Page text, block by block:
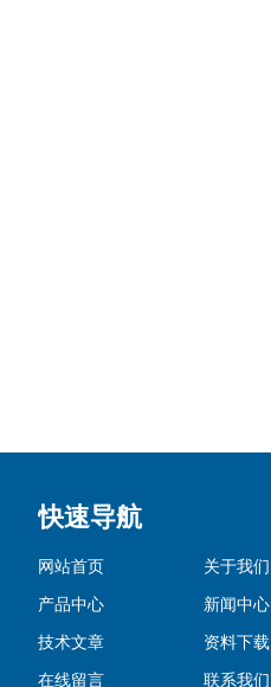
快速导航
网站首页
关于我们
产品中心
新闻中心
技术文章
资料下载
在线留言
联系我们